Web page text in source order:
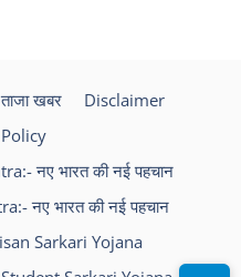
ताजा खबर
Disclaimer
नए भारत की नई पहचान
नए भारत की नई पहचान
Sarkari Yojana